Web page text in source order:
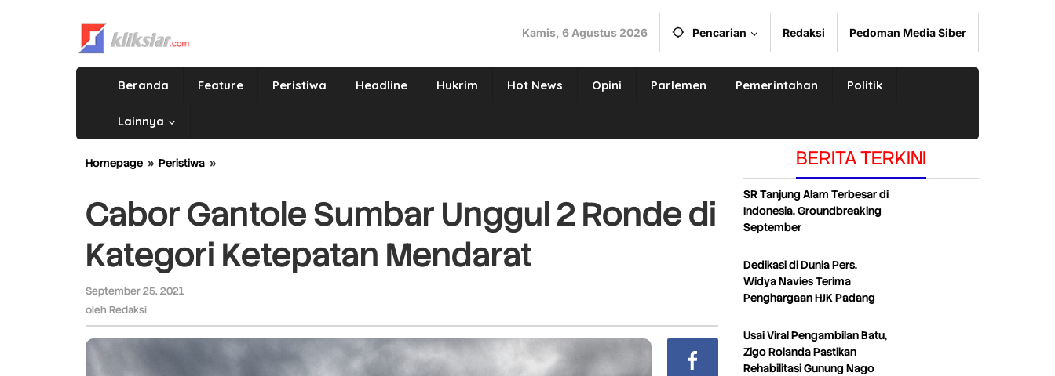
Kamis, 6 Agustus 2026 Pencarian Redaksi Pedoman Media Siber
Beranda Feature Peristiwa Headline Hukrim Hot News Opini Parlemen Pemerintahan Politik
Lainnya
Homepage » Peristiwa »
Unggul
2
Ronde
di
Cabor Gantole Sumbar Unggul 2 Ronde di
Kategori Ketepatan Mendarat
September 25, 2021
oleh Redaksi
BERITA TERKINI
SR Tanjung Alam Terbesar di
Indonesia, Groundbreaking
September
Dedikasi di Dunia Pers,
Widya Navies Terima
Penghargaan HJK Padang
Usai Viral Pengambilan Batu,
Zigo Rolanda Pastikan
Rehabilitasi Gunung Nago